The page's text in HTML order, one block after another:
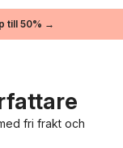
till 50% →
fri frakt och